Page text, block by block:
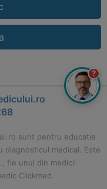
sunt pentru educatie
diagnosticul medical. Este
fie unul din medicii
Clickmed.
?